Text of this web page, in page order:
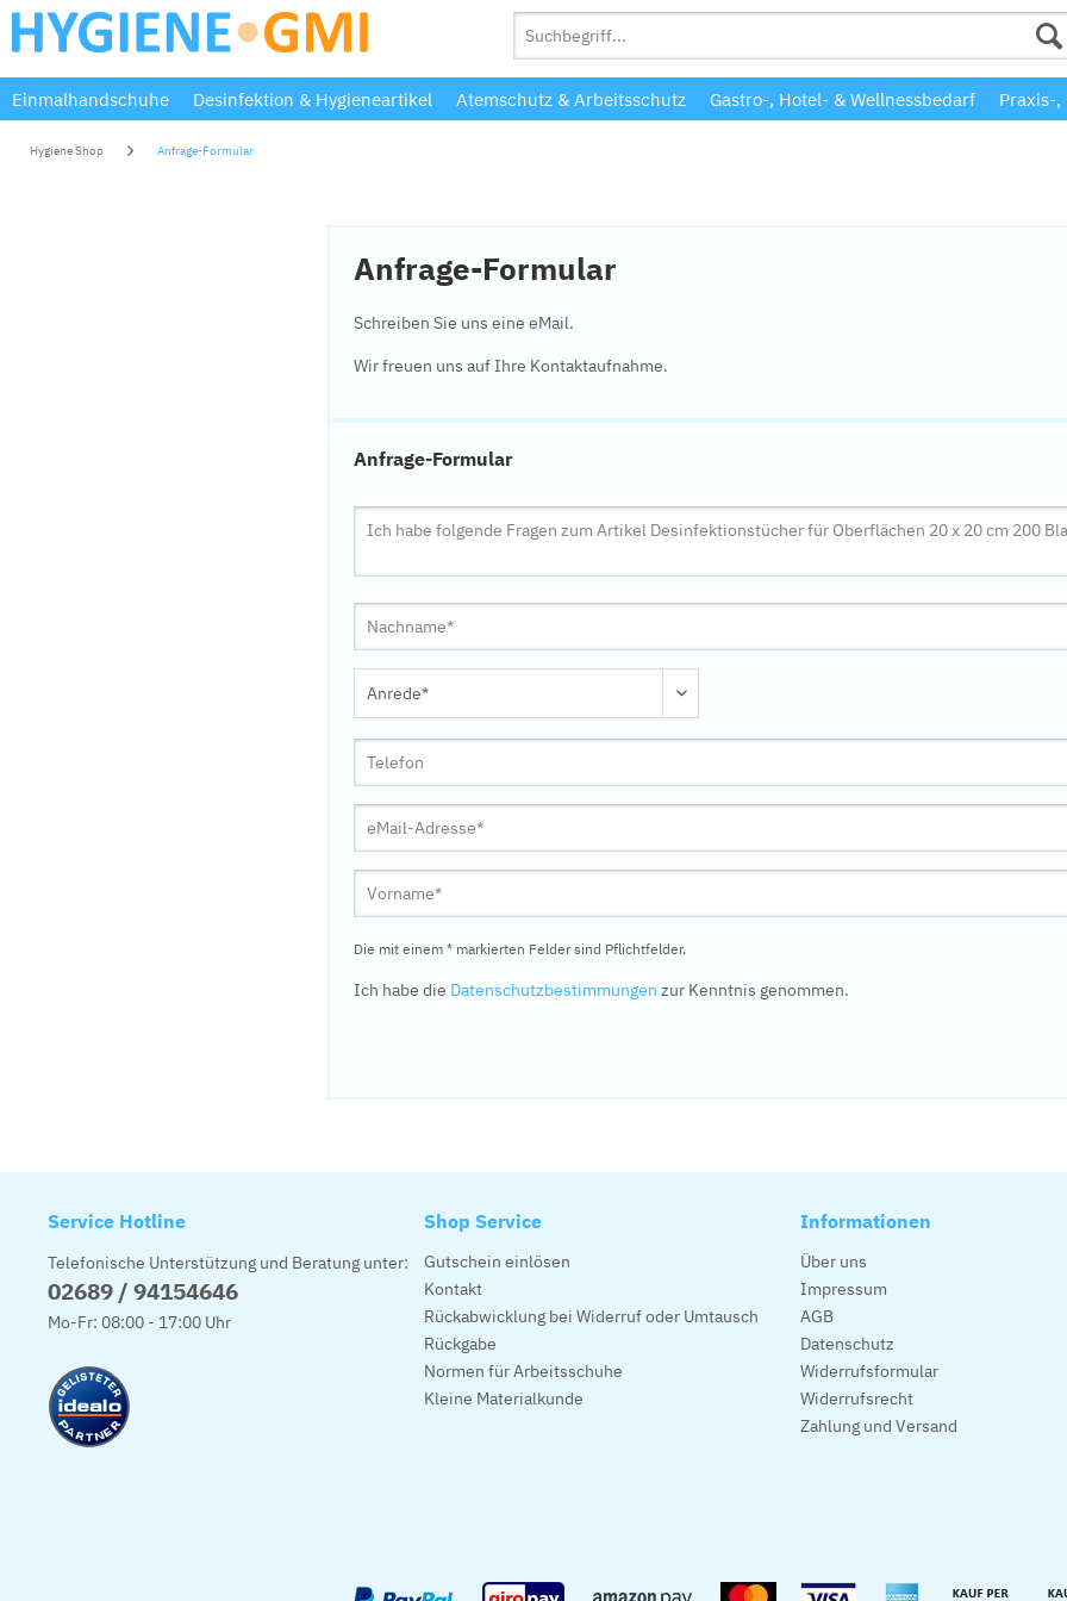
Einmalhandschuhe Desinfektion & Hygieneartikel Atemschutz & Arbeitsschutz Gastro-, Hotel- & Wellnessbedarf Praxis-,
Hygiene Shop Anfrage-Formular
Anfrage-Formular
Schreiben Sie uns eine eMail.
Wir freuen uns auf Ihre Kontaktaufnahme.
Anfrage-Formular
Die mit einem * markierten Felder sind Pflichtfelder.
Ich habe die Datenschutzbestimmungen zur Kenntnis genommen.
Service Hotline
Telefonische Unterstützung und Beratung unter:
02689 / 94154646
Mo-Fr: 08:00 - 17:00 Uhr
Shop Service
Gutschein einlösen
Kontakt
Rückabwicklung bei Widerruf oder Umtausch
Rückgabe
Normen für Arbeitsschuhe
Kleine Materialkunde
Informationen
Über uns
Impressum
AGB
Datenschutz
Widerrufsformular
Widerrufsrecht
Zahlung und Versand